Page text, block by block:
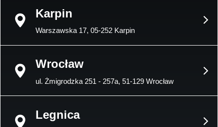
Karpin
Warszawska 17, 05-252 Karpin
Wrocław
ul. Żmigrodzka 251 - 257a, 51-129 Wrocław
Legnica